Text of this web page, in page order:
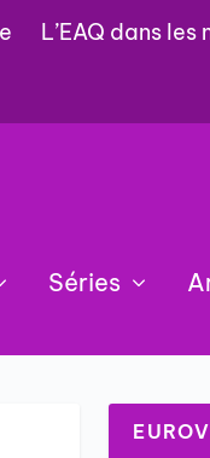
L’EAQ dans les
Séries